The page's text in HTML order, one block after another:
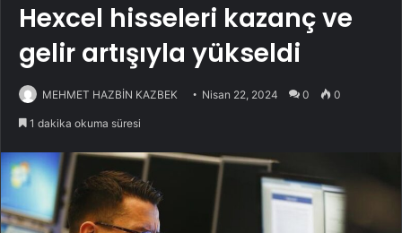
Hexcel hisseleri kazanç ve
gelir artışıyla yükseldi
MEHMET HAZBİN KAZBEK Nisan 22, 2024 0 0
1 dakika okuma süresi